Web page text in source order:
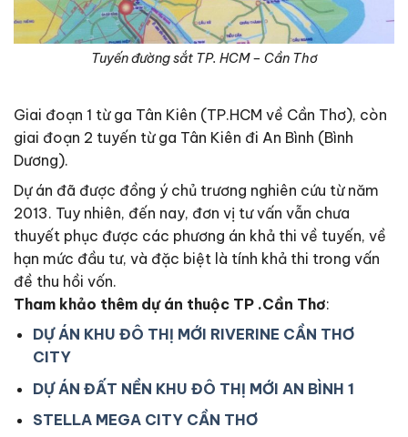
Tuyến đường sắt TP. HCM – Cần Thơ
Giai đoạn 1 từ ga Tân Kiên (TP.HCM về Cần Thơ), còn
giai đoạn 2 tuyến từ ga Tân Kiên đi An Bình (Bình
Dương).
Dự án đã được đồng ý chủ trương nghiên cứu từ năm
2013. Tuy nhiên, đến nay, đơn vị tư vấn vẫn chưa
thuyết phục được các phương án khả thi về tuyến, về
hạn mức đầu tư, và đặc biệt là tính khả thi trong vấn
đề thu hồi vốn.
Tham khảo thêm dự án thuộc TP .Cần Thơ:
DỰ ÁN KHU ĐÔ THỊ MỚI RIVERINE CẦN THƠ
CITY
DỰ ÁN ĐẤT NỀN KHU ĐÔ THỊ MỚI AN BÌNH 1
STELLA MEGA CITY CẦN THƠ